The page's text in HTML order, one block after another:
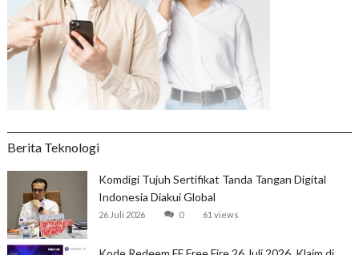
Berita Teknologi
Komdigi Tujuh Sertifikat Tanda Tangan Digital
Indonesia Diakui Global
26 Juli 2026 0 61 views